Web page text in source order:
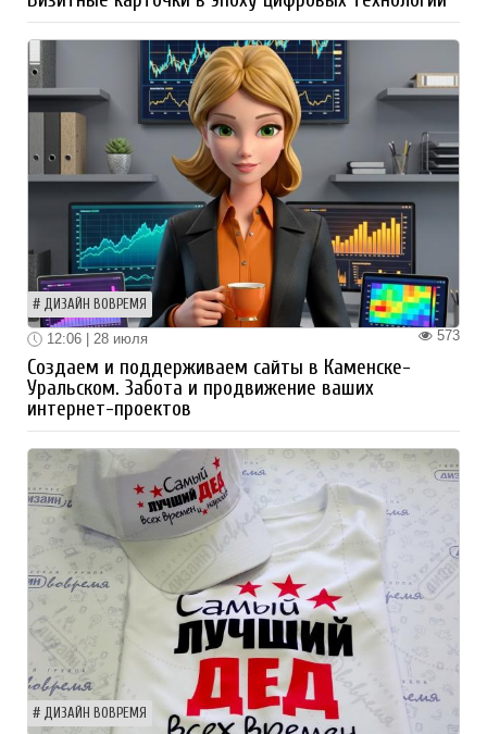
ДИЗАЙН ВОВРЕМЯ
573
12:06 | 28 июля
Создаем и поддерживаем сайты в Каменске-
Уральском. Забота и продвижение ваших
интернет-проектов
ДИЗАЙН ВОВРЕМЯ